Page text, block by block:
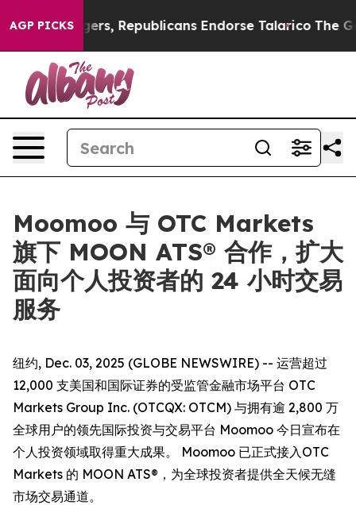
AGP PICKS
Rogers, Republicans Endorse Talarico The Good
Moomoo 与 OTC Markets
旗下 MOON ATS® 合作，扩大
面向个人投资者的 24 小时交易
服务
纽约, Dec. 03, 2025 (GLOBE NEWSWIRE) -- 运营超过
12,000 支美国和国际证券的受监管金融市场平台 OTC
Markets Group Inc. (OTCQX: OTCM) 与拥有逾 2,800 万
全球用户的领先国际投资与交易平台 Moomoo 今日宣布在
个人投资领域取得重大成果。 Moomoo 已正式接入OTC
Markets 的 MOON ATS®，为全球投资者提供全天候无缝
市场交易通道。